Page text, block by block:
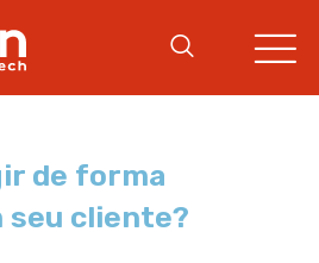
de forma
seu cliente?